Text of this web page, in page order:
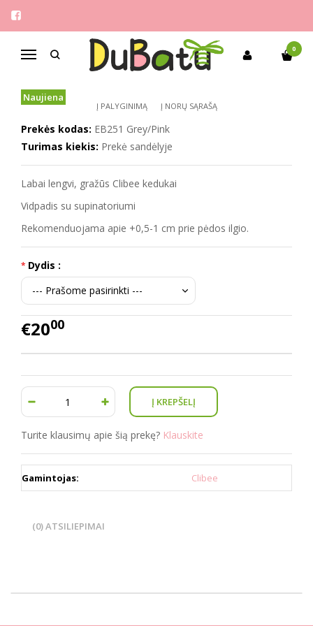
Navigacija
0
Pagrindinis
CLIBEE 26-31 STILINGI KEDUKAI
Naujiena
Į PALYGINIMĄ Į NORŲ SĄRAŠĄ
Prekės kodas: EB251 Grey/Pink
Turimas kiekis: Prekė sandėlyje
Labai lengvi, gražūs Clibee kedukai
Vidpadis su supinatoriumi
Rekomenduojama apie +0,5-1 cm prie pėdos ilgio.
Dydis :
€2000
Turite klausimų apie šią prekę? Klauskite
Gamintojas: Clibee
(0) ATSILIEPIMAI